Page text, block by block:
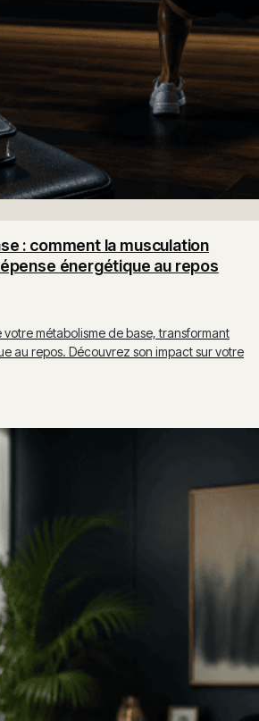
: comment la musculation
énergétique au repos
métabolisme de base, transformant
au repos. Découvrez son impact sur votre